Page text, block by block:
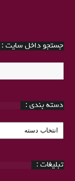
جستجو داخل سایت :
دسته بندی :
دسته
بندی
تبلیغات :